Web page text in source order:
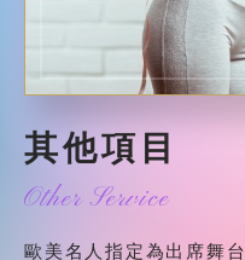
其他項目
Other Service
歐美名人指定為出席舞